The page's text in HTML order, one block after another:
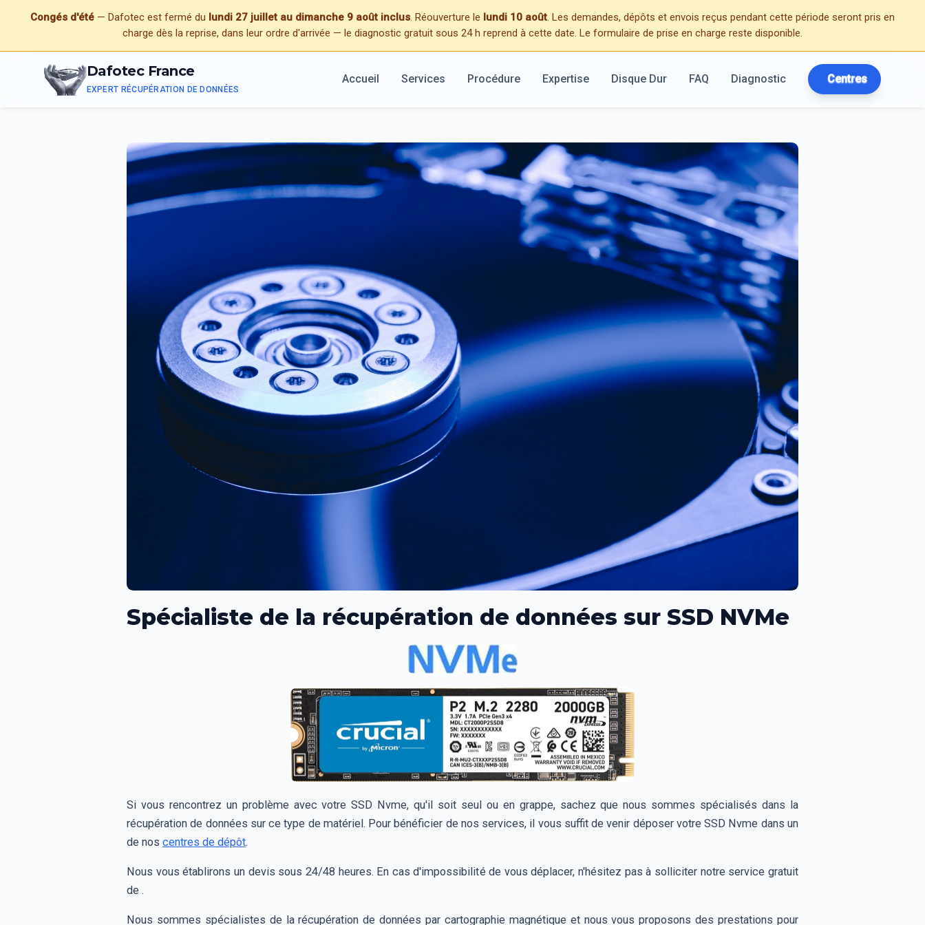
Congés d'été — Dafotec est fermé du lundi 27 juillet au dimanche 9 août inclus. Réouverture le lundi 10 août. Les demandes, dépôts et envois reçus pendant cette période seront pris en
charge dès la reprise, dans leur ordre d'arrivée — le diagnostic gratuit sous 24 h reprend à cette date. Le formulaire de prise en charge reste disponible.
Dafotec France
EXPERT RÉCUPÉRATION DE DONNÉES
Accueil Services Procédure Expertise Disque Dur FAQ Diagnostic Centres
Spécialiste de la récupération de données sur SSD NVMe
Si vous rencontrez un problème avec votre SSD Nvme, qu'il soit seul ou en grappe, sachez que nous sommes spécialisés dans la
récupération de données sur ce type de matériel. Pour bénéficier de nos services, il vous suffit de venir déposer votre SSD Nvme dans un
de nos centres de dépôt.
Nous vous établirons un devis sous 24/48 heures. En cas d'impossibilité de vous déplacer, n'hésitez pas à solliciter notre service gratuit
de .
Nous sommes spécialistes de la récupération de données par cartographie magnétique et nous vous proposons des prestations pour